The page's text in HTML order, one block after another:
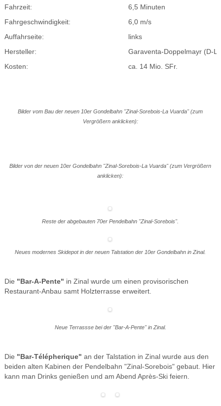
Fahrzeit:
6,5 Minuten
Fahrgeschwindigkeit:
6,0 m/s
Auffahrseite:
links
Hersteller:
Garaventa-Doppelmayr (D-
Kosten:
ca. 14 Mio. SFr.
Bilder vom Bau der neuen 10er Gondelbahn "Zinal-Sorebois-La Vuarda" (zum
Vergrößern anklicken):
Bilder von der neuen 10er Gondelbahn "Zinal-Sorebois-La Vuarda" (zum Vergrößern
anklicken):
Reste der abgebauten 70er Pendelbahn "Zinal-Sorebois".
Neues modernes Skidepot in der neuen Talstation der 10er Gondelbahn in Zinal.
Die "Bar-A-Pente" in Zinal wurde um einen provisorischen
Restaurant-Anbau samt Holzterrasse erweitert.
Neue Terrassse bei der "Bar-A-Pente" in Zinal.
Die "Bar-Télépherique" an der Talstation in Zinal wurde aus den
beiden alten Kabinen der Pendelbahn "Zinal-Sorebois" gebaut. Hier
kann man Drinks genießen und am Abend Après-Ski feiern.